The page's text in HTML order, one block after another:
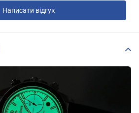
Написати відгук